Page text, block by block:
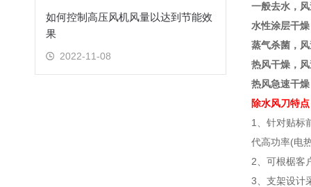
如何控制高压风机风量以达到节能效
果
2022-11-08
一般去水
水性涂层
蒸气杀菌，
热风干燥，
热风急速干
除水风刀特
1、针对贴标
代高功率(电
2、可根椐客
3、支架设计